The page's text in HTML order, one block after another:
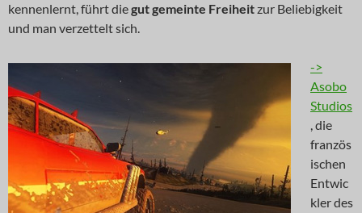
kennenlernt, führt diegut gemeinte Freiheitzur Beliebigkeit
und man verzettelt sich.
->
Asobo
Studios
, die
französ
ischen
Entwic
kler des